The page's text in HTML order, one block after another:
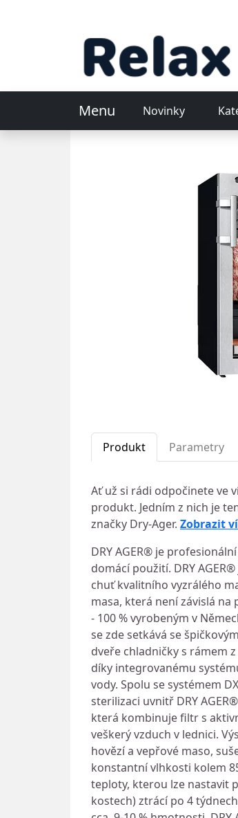
Menu Novinky
Produkt Parametry
Ať už si rádi odpočinete ve
produkt. Jedním z nich je
značky Dry-Ager. Zobrazit
DRY AGER® je
domácí použití. DRY
chuť kvalitního vyzrálého
masa, která není závislá na
- 100 % vyrobeným v
se zde setkává se
dveře chladničky s rámem
díky integrovanému
vody. Spolu se systémem
sterilizaci uvnitř DRY
která kombinuje filtr s
veškerý vzduch v lednici.
hovězí a vepřové maso,
konstantní vlhkosti kolem
teploty, kterou lze nastavit
kostech) ztrácí po 4